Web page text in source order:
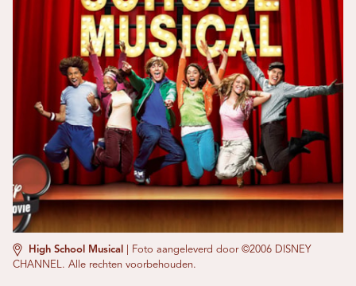
High School Musical
Foto aangeleverd door ©2006 DISNEY
CHANNEL. Alle rechten voorbehouden.